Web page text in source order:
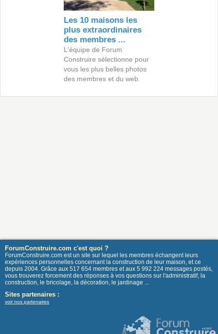
Les 10 maisons les
plus extraordinaires
des membres ...
L'équipe de Forum
Construire sélectionne pour
vous les plus belles photos
des membres et du web.
ForumConstruire.com c'est quoi ?
ForumConstruire.com est un site sur lequel les membres échangent leurs
expériences personnelles concernant la construction de leur maison, et ce
depuis 2004. Grâce aux 517 654 membres et aux 5 992 224 messages postés,
vous trouverez forcement des réponses à vos questions sur l'administratif, la
construction, le bricolage, la décoration, le jardinage ...
Sites partenaires :
voir nos partenaires